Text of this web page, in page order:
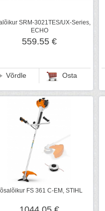
SRM-3021TES/UX-Series,
ECHO
559.55 €
Võrdle Osta
FS 361 C-EM, STIHL